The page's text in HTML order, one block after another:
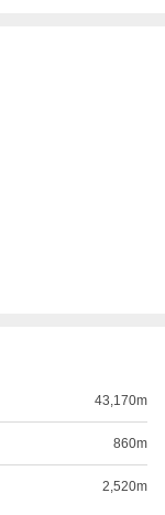
43,170m
860m
2,520m